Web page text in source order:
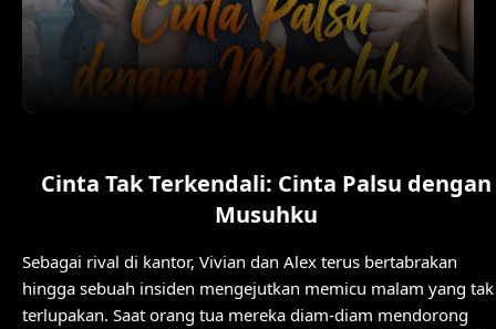
Cinta Tak Terkendali: Cinta Palsu dengan
Musuhku
Sebagai rival di kantor, Vivian dan Alex terus bertabrakan
hingga sebuah insiden mengejutkan memicu malam yang tak
terlupakan. Saat orang tua mereka diam-diam mendorong